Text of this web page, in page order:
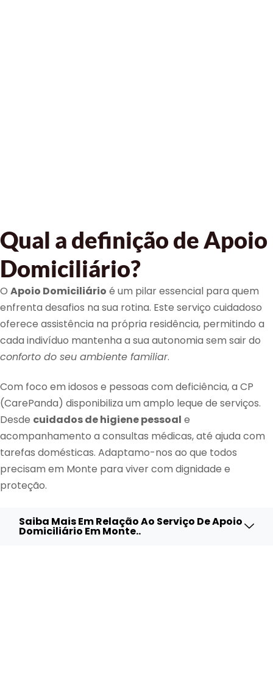
Qual a definição de Apoio
Domiciliário?
O Apoio Domiciliário é um pilar essencial para quem
enfrenta desafios na sua rotina. Este serviço cuidadoso
oferece assistência na própria residência, permitindo a
cada indivíduo mantenha a sua autonomia sem sair do
conforto do seu ambiente familiar.
Com foco em idosos e pessoas com deficiência, a CP
(CarePanda) disponibiliza um amplo leque de serviços.
Desde cuidados de higiene pessoal e
acompanhamento a consultas médicas, até ajuda com
tarefas domésticas. Adaptamo-nos ao que todos
precisam em Monte para viver com dignidade e
proteção.
Saiba Mais Em Relação Ao Serviço De Apoio
Domiciliário Em Monte..